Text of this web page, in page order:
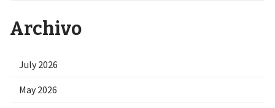
Archivo
July 2026
May 2026